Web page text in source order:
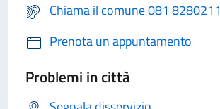
Chiama il comune 081 8280211
Prenota un appuntamento
Problemi in città